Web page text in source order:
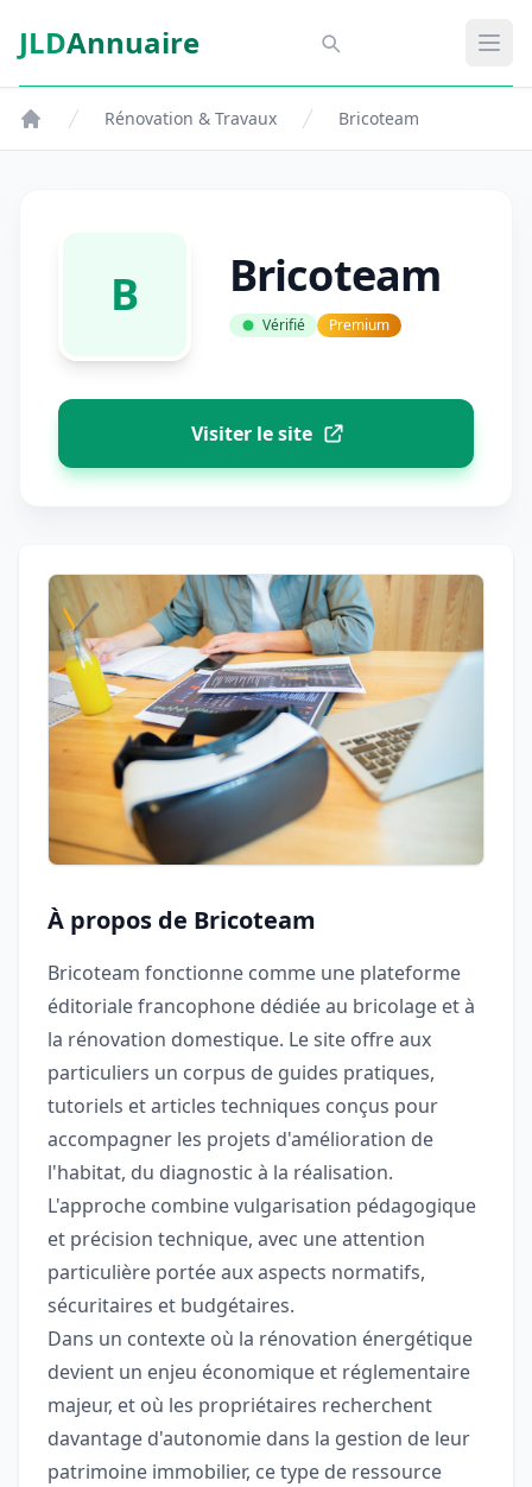
Aspect SDM
JLDAnnuaire
Rénovation & Travaux Bricoteam
B Bricoteam
Vérifié Premium
Visiter le site
À propos de Bricoteam
Bricoteam fonctionne comme une plateforme
éditoriale francophone dédiée au bricolage et à
la rénovation domestique. Le site offre aux
particuliers un corpus de guides pratiques,
tutoriels et articles techniques conçus pour
accompagner les projets d'amélioration de
l'habitat, du diagnostic à la réalisation.
L'approche combine vulgarisation pédagogique
et précision technique, avec une attention
particulière portée aux aspects normatifs,
sécuritaires et budgétaires.
Dans un contexte où la rénovation énergétique
devient un enjeu économique et réglementaire
majeur, et où les propriétaires recherchent
davantage d'autonomie dans la gestion de leur
patrimoine immobilier, ce type de ressource